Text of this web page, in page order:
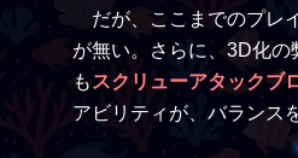
だが、ここまでのプレ
が無い。さらに、3D化
も スクリューアタックブ
アビリティが、バランス